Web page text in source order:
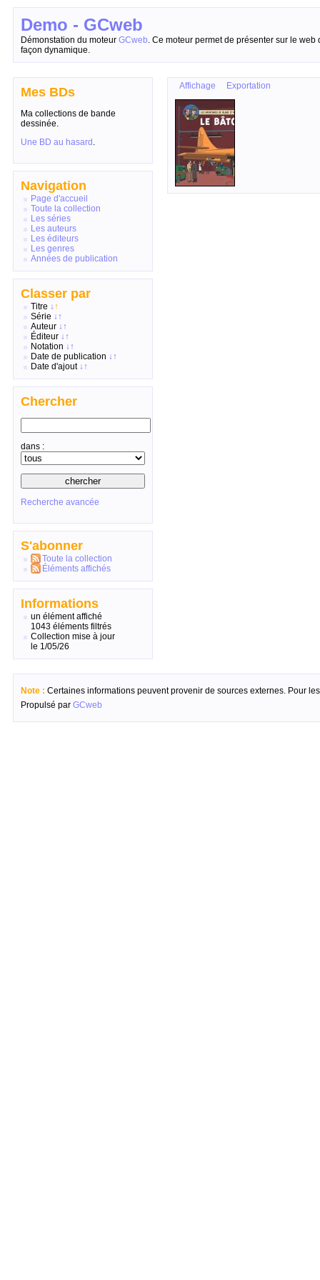
Demo - GCweb
Démonstation du moteur GCweb. Ce moteur permet de présenter sur le
façon dynamique.
Mes BDs
Ma collections de bande
dessinée.
Une BD au hasard .
Navigation
Page d'accueil
Toute la collection
Les séries
Les auteurs
Les éditeurs
Les genres
Années de publication
Classer par
Titre ↓↑
Série ↓↑
Auteur ↓↑
Éditeur ↓↑
Notation ↓↑
Date de publication ↓↑
Date d'ajout ↓↑
Chercher
dans :
Recherche avancée
S'abonner
Toute la collection
Éléments affichés
Informations
un élément affiché
1043 éléments filtrés
Collection mise à jour
le 1/05/26
Affichage Exportation
Note : Certaines informations peuvent provenir de sources externes. Pour
Propulsé par GCweb